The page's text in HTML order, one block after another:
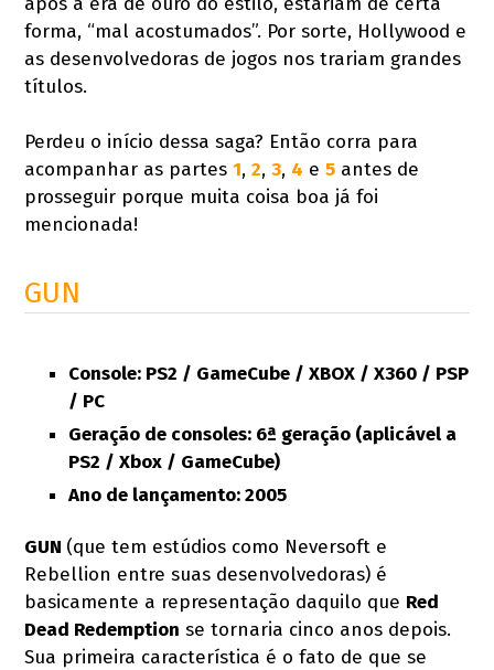
forma, “mal acostumados”. Por sorte, Hollywood e
as desenvolvedoras de jogos nos trariam grandes
títulos.
Perdeu o início dessa saga? Então corra para
acompanhar as partes1,2,3, 4 e5 antes de
prosseguir porque muita coisa boa já foi
mencionada!
GUN
Console: PS2 / GameCube / XBOX / X360 / PSP
/ PC
Geração de consoles: 6ª geração (aplicável a
PS2 / Xbox / GameCube)
Ano de lançamento: 2005
GUN (que tem estúdios como Neversoft e
Rebellion entre suas desenvolvedoras) é
basicamente a representação daquilo que Red
Dead Redemption se tornaria cinco anos depois.
Sua primeira característica é o fato de que se